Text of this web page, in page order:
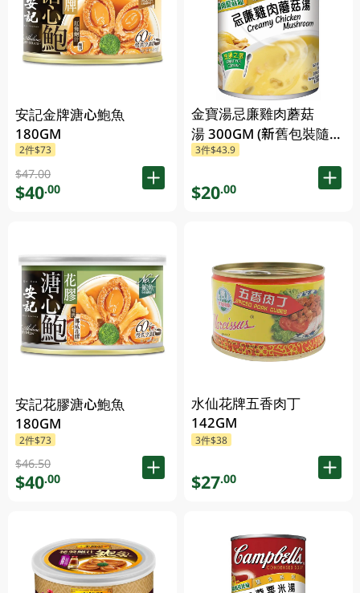
安記金牌溏心鮑魚
180GM
2件$73
$47.00
$40.00
安記花膠溏心鮑魚
180GM
2件$73
$46.50
$40.00
金寶湯忌廉雞肉蘑菇
湯 300GM (新舊包裝隨機
發貨) (包裝隨機發放)
3件$43.9
$20.00
水仙花牌五香肉丁
142GM
3件$38
$27.00